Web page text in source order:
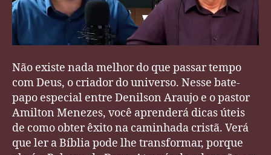
Não existe nada melhor do que passar tempo
com Deus, o criador do universo. Nesse bate-
papo especial entre Denilson Araujo e o pastor
Amilton Menezes, você aprenderá dicas úteis
de como obter êxito na caminhada cristã. Verá
que ler a Bíblia pode lhe transformar, porque